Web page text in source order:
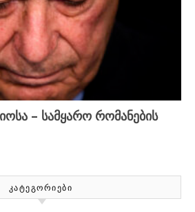
ᲙᲐᲢᲔᲒᲝᲠᲘᲔᲑᲘ